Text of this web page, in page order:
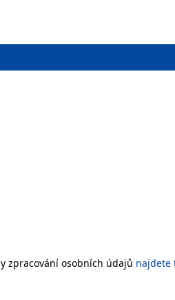
zpracování osobních údajů najdete